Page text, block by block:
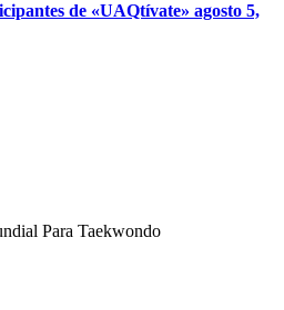
de «UAQtívate» agosto 5,
Para Taekwondo